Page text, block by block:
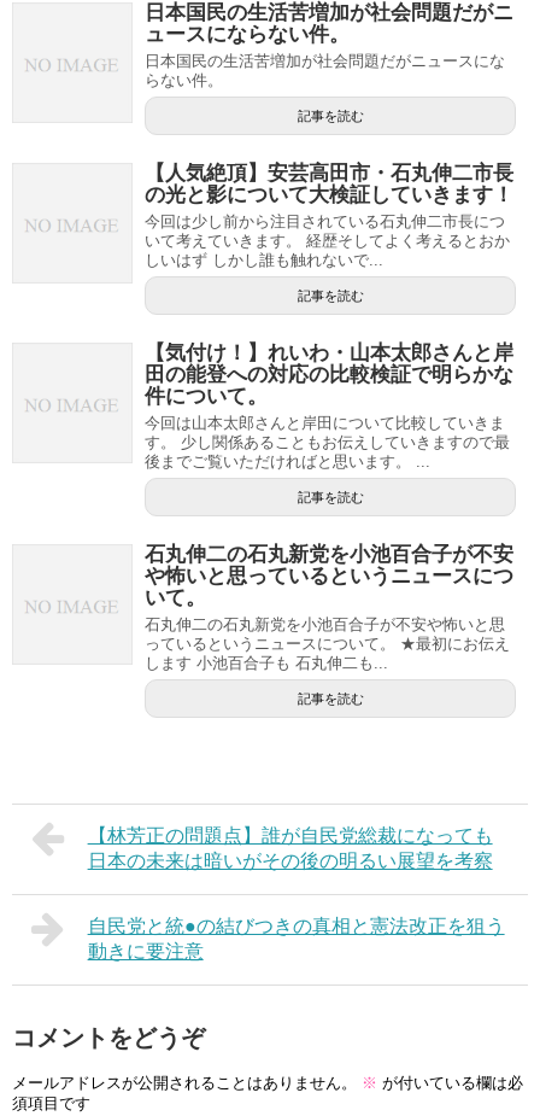
日本国民の生活苦増加が社会問題だがニ
ュースにならない件。
日本国民の生活苦増加が社会問題だがニュースにな
らない件。
記事を読む
【人気絶頂】安芸高田市・石丸伸二市長
の光と影について大検証していきます！
今回は少し前から注目されている石丸伸二市長につ
いて考えていきます。 経歴そしてよく考えるとおか
しいはず しかし誰も触れないで...
記事を読む
【気付け！】れいわ・山本太郎さんと岸
田の能登への対応の比較検証で明らかな
件について。
今回は山本太郎さんと岸田について比較していきま
す。 少し関係あることもお伝えしていきますので最
後までご覧いただければと思います。 ...
記事を読む
石丸伸二の石丸新党を小池百合子が不安
や怖いと思っているというニュースにつ
いて。
石丸伸二の石丸新党を小池百合子が不安や怖いと思
っているというニュースについて。 ★最初にお伝え
します 小池百合子も 石丸伸二も...
記事を読む
【林芳正の問題点】誰が自民党総裁になっても
日本の未来は暗いがその後の明るい展望を考察
自民党と統●の結びつきの真相と憲法改正を狙う
動きに要注意
コメントをどうぞ
メールアドレスが公開されることはありません。 ※ が付いている欄は必
須項目です